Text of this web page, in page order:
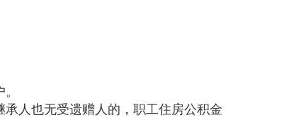
人也无受遗赠人的，职工住房公积金